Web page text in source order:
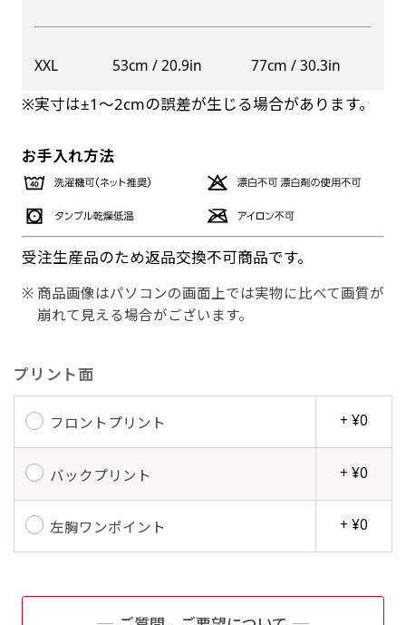
XXL 53cm / 20.9in 77cm / 30.3in
※実寸は±1〜2cmの誤差が生じる場合があります。
お手入れ方法
受注生産品のため返品交換不可商品です。
商品画像はパソコンの画面上では実物に比べて画質が
崩れて見える場合がございます。
プリント面
フロントプリント + ¥0
バックプリント + ¥0
左胸ワンポイント + ¥0